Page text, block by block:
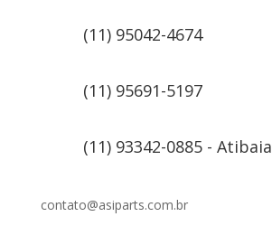
(11) 95042-4674
(11) 95691-5197
(11) 93342-0885 - Atibaia
contato@asiparts.com.br